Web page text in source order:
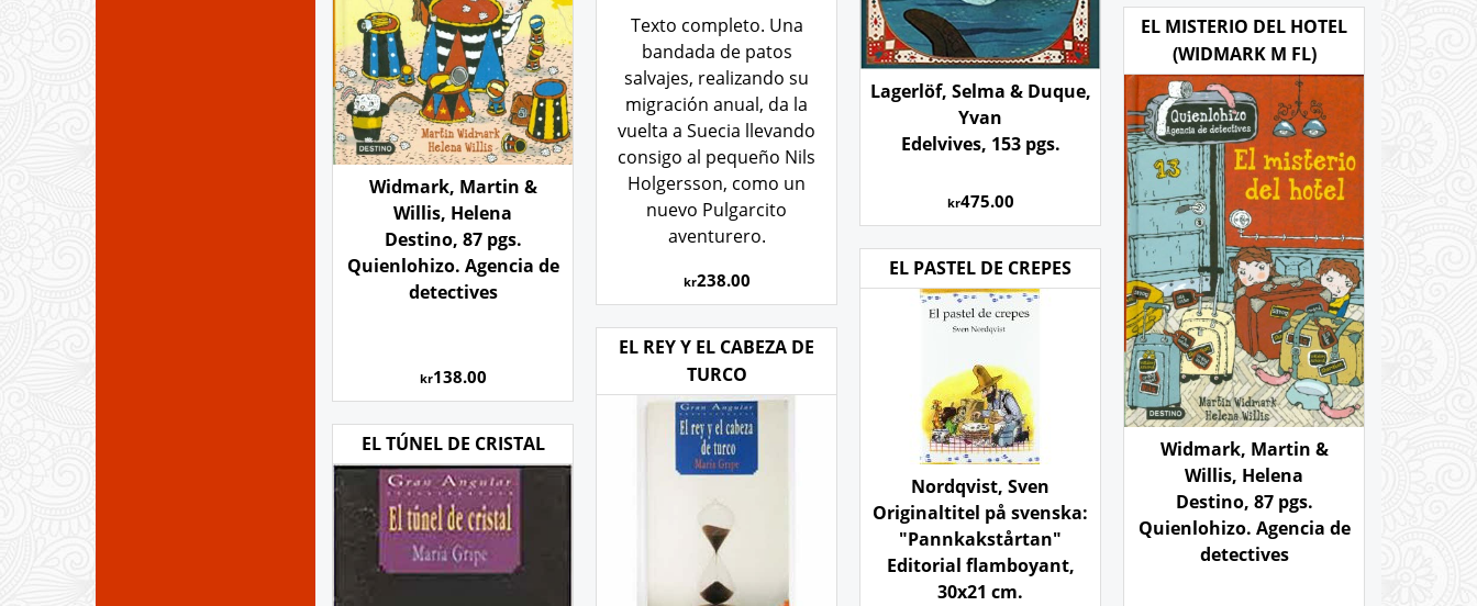
Texto completo. Una
bandada de patos
salvajes, realizando su
migración anual, da la
vuelta a Suecia llevando
consigo al pequeño Nils
Holgersson, como un
nuevo Pulgarcito
aventurero.
kr238.00
Lagerlöf, Selma & Duque,
Yvan
Edelvives, 153 pgs.
kr475.00
Widmark, Martin &
Willis, Helena
Destino, 87 pgs.
Quienlohizo. Agencia de
detectives
kr138.00
EL MISTERIO DEL HOTEL
(WIDMARK M FL)
Widmark, Martin &
Willis, Helena
Destino, 87 pgs.
Quienlohizo. Agencia de
detectives
EL PASTEL DE CREPES
Nordqvist, Sven
Originaltitel på svenska:
"Pannkakstårtan"
Editorial flamboyant,
30x21 cm.
EL REY Y EL CABEZA DE
TURCO
EL TÚNEL DE CRISTAL